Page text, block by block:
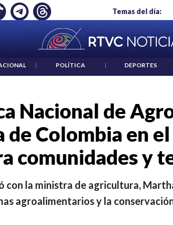
Temas del día:
UN CRIMEN": CARTA DE BETO CORAL
| POLÍTICA | DEPORTES
Nacional de
Colombia en
comunidades y
con la ministra de agricultura,
agroalimentarios y la